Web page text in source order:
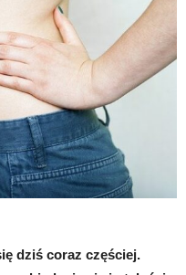
dziś coraz częściej.